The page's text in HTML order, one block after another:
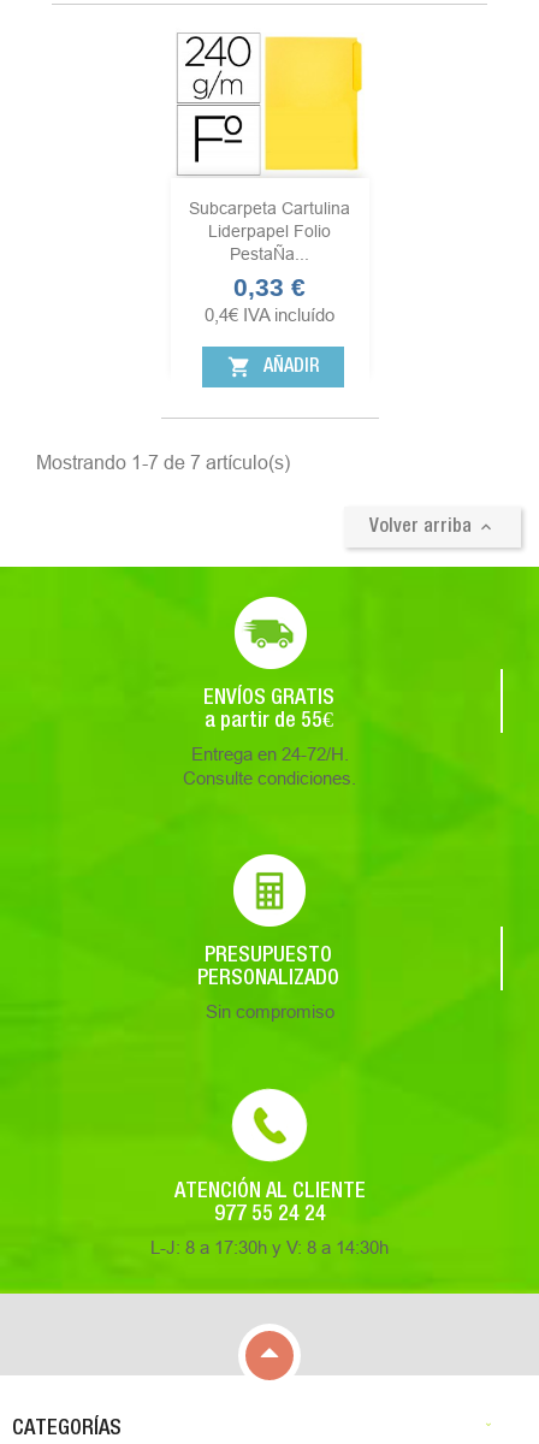
Subcarpeta Cartulina
Liderpapel Folio
PestaÑa...
Precio
0,33 €
0,4€ IVA incluído
shopping_cart AÑADIR
Mostrando 1-7 de 7 artículo(s)
Volver arriba 
ENVÍOS GRATIS
a partir de 55€
Entrega en 24-72/H.
Consulte condiciones.
PRESUPUESTO
PERSONALIZADO
Sin compromiso
ATENCIÓN AL CLIENTE
977 55 24 24
L-J: 8 a 17:30h y V: 8 a 14:30h

CATEGORÍAS 